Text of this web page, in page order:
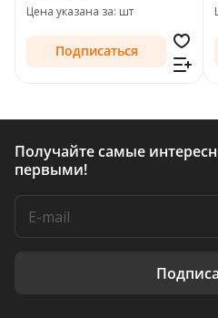
Цена указана за: шт
Подписаться
Получайте самые
первыми!